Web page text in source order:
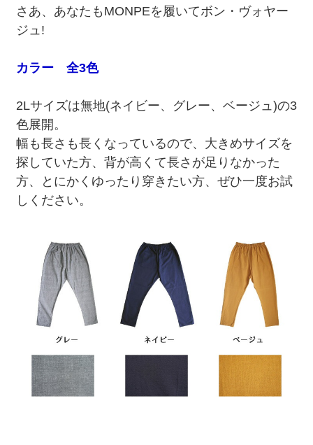
さあ、あなたもMONPEを履いてボン・ヴォヤー
ジュ!
カラー 全3色
2Lサイズは無地(ネイビー、グレー、ベージュ)の3
色展開。
幅も長さも長くなっているので、大きめサイズを
探していた方、背が高くて長さが足りなかった
方、とにかくゆったり穿きたい方、ぜひ一度お試
しください。